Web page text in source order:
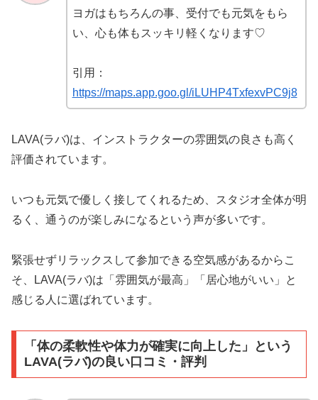
ヨガはもちろんの事、受付でも元気をもら
い、心も体もスッキリ軽くなります♡
引用：
https://maps.app.goo.gl/iLUHP4TxfexvPC9j8
LAVA(ラバ)は、インストラクターの雰囲気の良さも高く
評価されています。
いつも元気で優しく接してくれるため、スタジオ全体が明
るく、通うのが楽しみになるという声が多いです。
緊張せずリラックスして参加できる空気感があるからこ
そ、LAVA(ラバ)は「雰囲気が最高」「居心地がいい」と
感じる人に選ばれています。
「体の柔軟性や体力が確実に向上した」という
LAVA(ラバ)の良い口コミ・評判